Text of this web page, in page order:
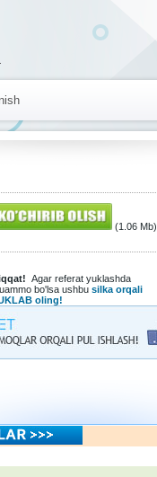
(1.06 Mb)
Agar referat yuklashda
bo'lsa ushbu silka orqali
oling!